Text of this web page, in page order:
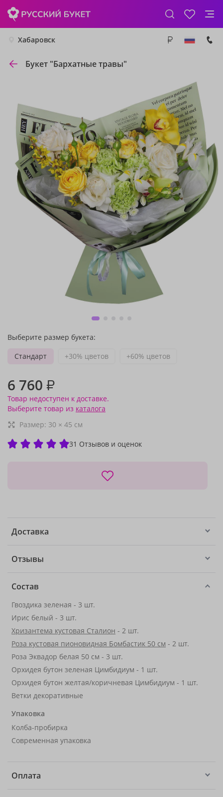
Хабаровск
Букет "Бархатные травы"
Выберите размер букета:
Стандарт
+30% цветов +60% цветов
6 760 ₽
Товар недоступен к доставке.
Выберите товар из каталога
Размер: 30 × 45 см
31 Отзывов и оценок
Доставка
Отзывы
Состав
Гвоздика зеленая - 3 шт.
Ирис белый - 3 шт.
Хризантема кустовая Сталион - 2 шт.
Роза кустовая пионовидная Бомбастик 50 см - 2 шт.
Роза Эквадор белая 50 см - 3 шт.
Орхидея бутон зеленая Цимбидиум - 1 шт.
Орхидея бутон желтая/коричневая Цимбидиум - 1 шт.
Ветки декоративные
Упаковка
Колба-пробирка
Современная упаковка
Оплата